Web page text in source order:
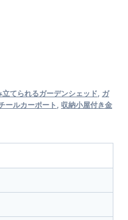
立てられるガーデンシェッド, ガ
ールカーポート, 収納小屋付き金